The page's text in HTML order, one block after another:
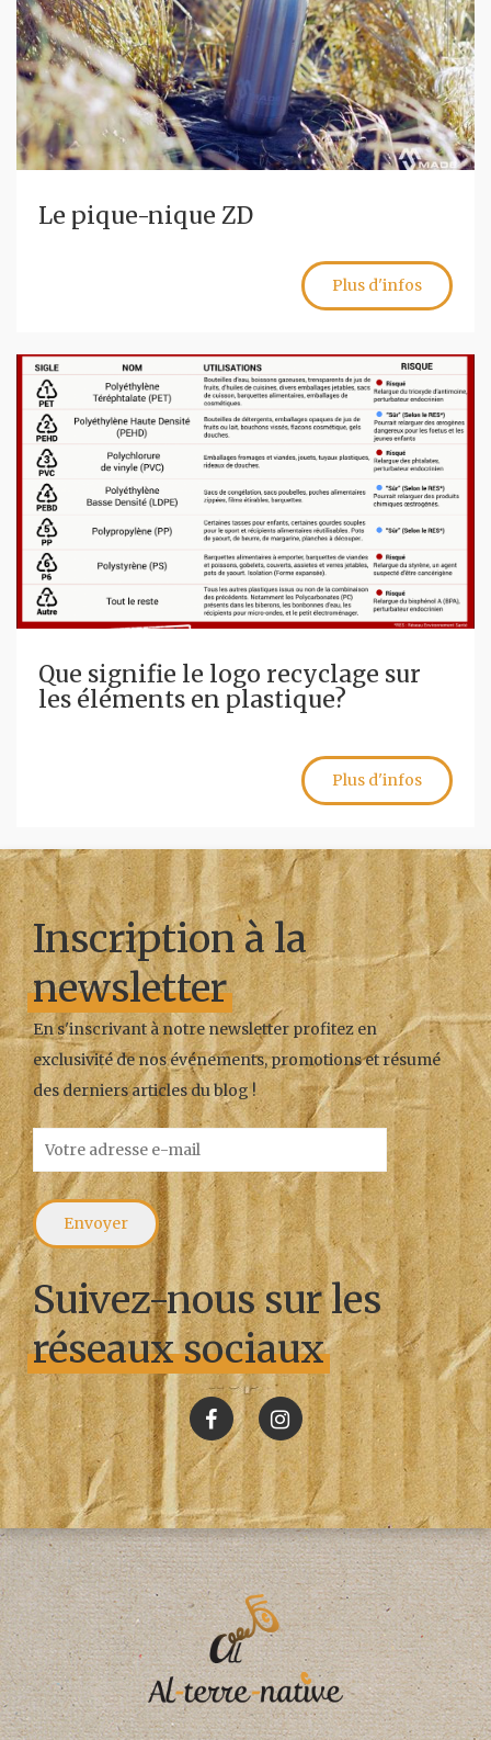
Le pique-nique ZD
Plus d'infos
Que signifie le logo recyclage sur
les éléments en plastique?
Plus d'infos
Inscription à la
newsletter
En s'inscrivant à notre newsletter profitez en
exclusivité de nos événements, promotions et résumé
des derniers articles du blog !
Suivez-nous sur les
réseaux sociaux